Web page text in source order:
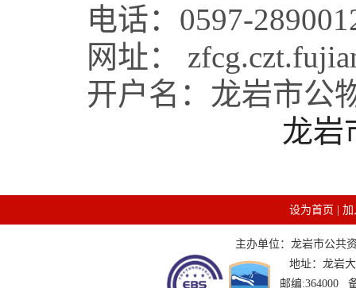
电话： 0597-
网址：
开户名： 龙岩市公
龙岩
设为首页 加
主办单位：龙岩市公共
地址：龙岩
邮编:364000